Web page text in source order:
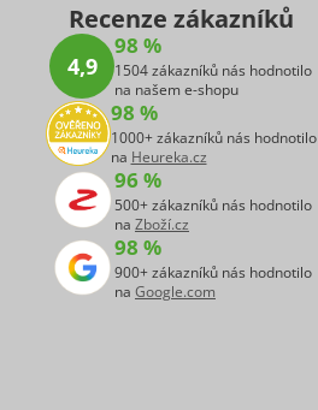
Recenze zákazníků
4,9
98 %
1504 zákazníků nás hodnotilo
na našem e-shopu
98 %
1000+ zákazníků nás hodnotilo
na Heureka.cz
96 %
500+ zákazníků nás hodnotilo
na Zboží.cz
98 %
900+ zákazníků nás hodnotilo
na Google.com